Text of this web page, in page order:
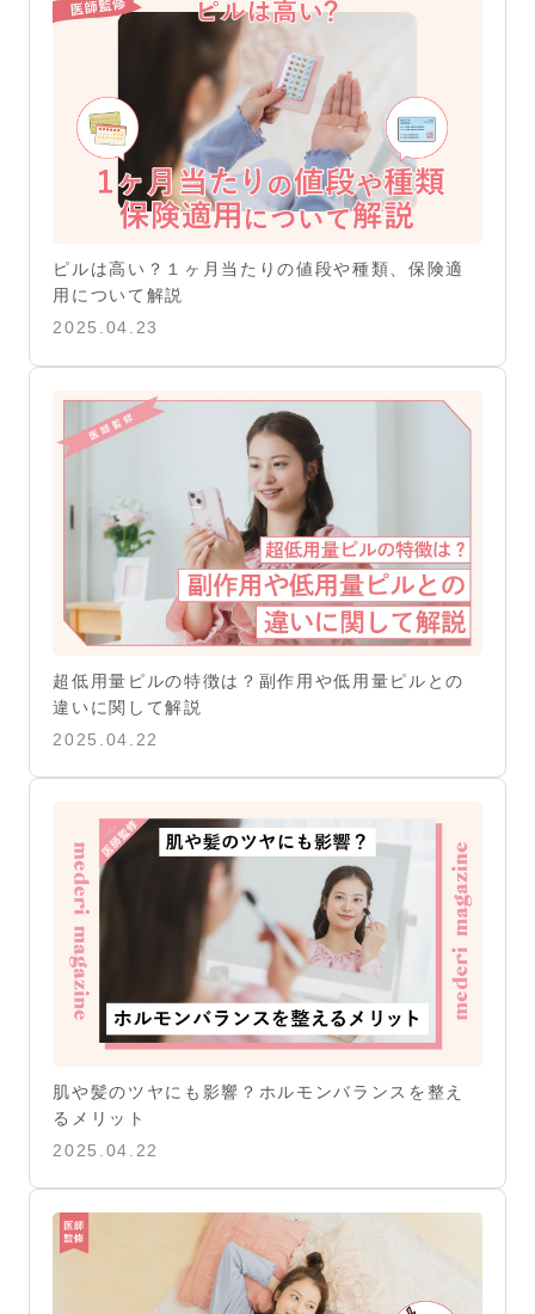
ピルは高い？１ヶ月当たりの値段や種類、保険適
用について解説
2025.04.23
超低用量ピルの特徴は？副作用や低用量ピルとの
違いに関して解説
2025.04.22
肌や髪のツヤにも影響？ホルモンバランスを整え
るメリット
2025.04.22